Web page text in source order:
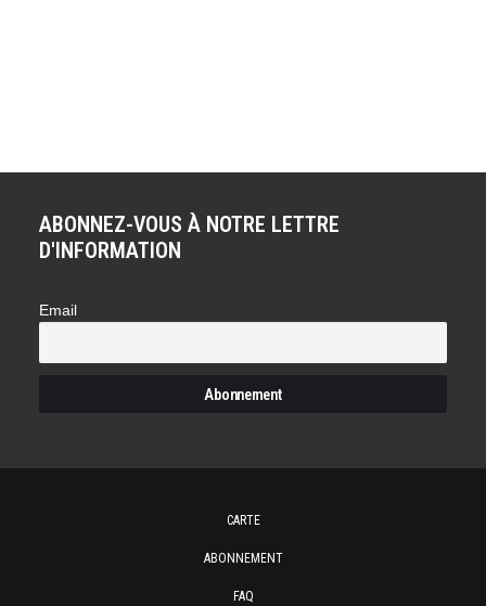
ABONNEZ-VOUS À NOTRE LETTRE
D'INFORMATION
Email
CARTE
ABONNEMENT
FAQ